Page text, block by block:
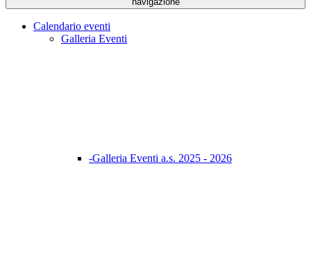
Calendario eventi
Galleria Eventi
-Galleria Eventi a.s. 2025 - 2026